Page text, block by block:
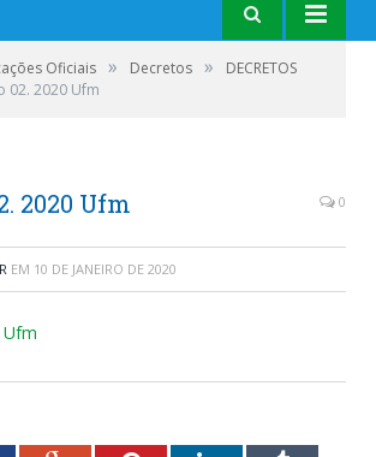
Oficiais » Decretos »
DECRETOS
02. 2020 Ufm
2020 Ufm 0
EM 10 DE JANEIRO DE 2020